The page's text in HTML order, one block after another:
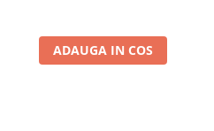
ADAUGA IN COS